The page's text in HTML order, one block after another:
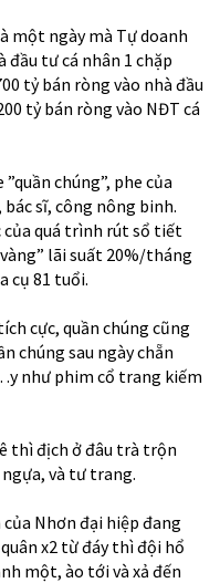
một ngày mà Tự doanh
tư cá nhân 1 chặp
tỷ bán ròng vào nhà đầu
tỷ bán ròng vào NĐT cá
chúng”, phe của
sĩ, công nông binh.
của quá trình rút sổ tiết
lãi suất 20%/tháng
cụ 81 tuổi.
cực, quần chúng cũng
chúng sau ngày chẵn
như phim cổ trang kiếm
thì địch ở đâu trà trộn
và tư trang.
Nhơn đại hiệp đang
x2 từ đáy thì đội hổ
một, ào tới và xả đến